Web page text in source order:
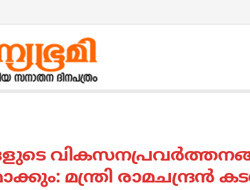
മന്ത്രി രാമചന്ദ്രന്‍